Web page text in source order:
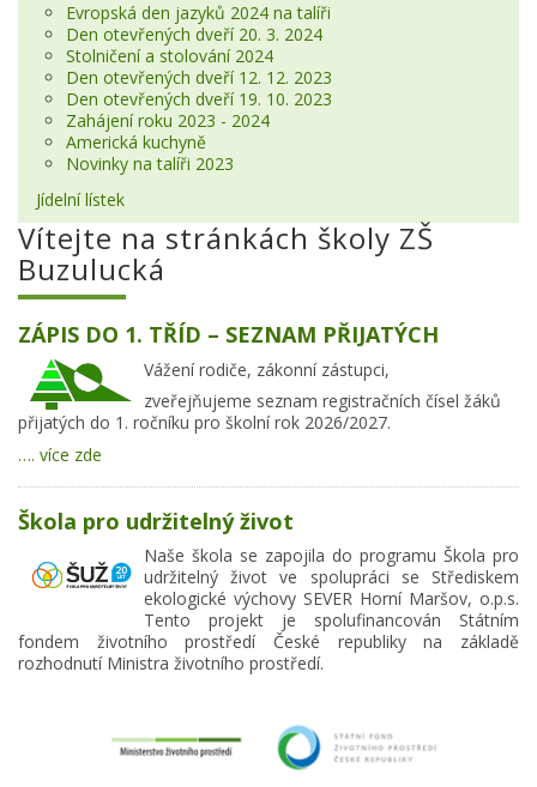
Evropská den jazyků 2024 na talíři
Den otevřených dveří 20. 3. 2024
Stolničení a stolování 2024
Den otevřených dveří 12. 12. 2023
Den otevřených dveří 19. 10. 2023
Zahájení roku 2023 - 2024
Americká kuchyně
Novinky na talíři 2023
Jídelní lístek
Vítejte na stránkách školy ZŠ
Buzulucká
ZÁPIS DO 1. TŘÍD – SEZNAM PŘIJATÝCH
Vážení rodiče, zákonní zástupci,
zveřejňujeme seznam registračních čísel žáků
přijatých do 1. ročníku pro školní rok 2026/2027.
…. více zde
Škola pro udržitelný život
Naše škola se zapojila do programu Škola pro
udržitelný život ve spolupráci se Střediskem
ekologické výchovy SEVER Horní Maršov, o.p.s.
Tento projekt je spolufinancován Státním
fondem životního prostředí České republiky na základě
rozhodnutí Ministra životního prostředí.